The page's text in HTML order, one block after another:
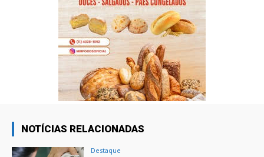
NOTÍCIAS RELACIONADAS
Destaque